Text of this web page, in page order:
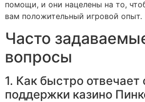
помощи, и они нацелены на то,
вам положительный игровой опыт.
Часто
вопросы
1. Как быстро отвечает
поддержки казино